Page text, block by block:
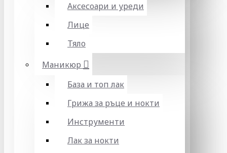
Аксесоари и уреди
Лице
Тяло
Маникюр
База и топ лак
Грижа за ръце и нокти
Инструменти
Лак за нокти